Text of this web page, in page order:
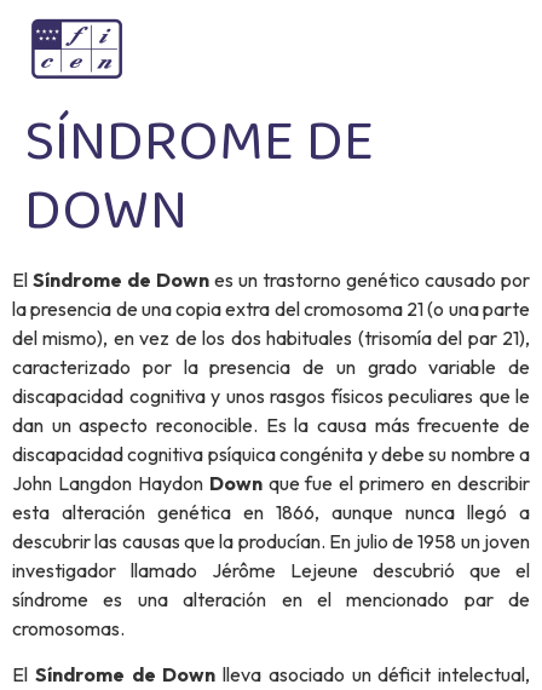
SÍNDROME DE
DOWN
El Síndrome de Down es un trastorno genético causado por
la presencia de una copia extra del cromosoma 21 (o una parte
del mismo), en vez de los dos habituales (trisomía del par 21),
caracterizado por la presencia de un grado variable de
discapacidad cognitiva y unos rasgos físicos peculiares que le
dan un aspecto reconocible. Es la causa más frecuente de
discapacidad cognitiva psíquica congénita y debe su nombre a
John Langdon Haydon Downque fue el primero en describir
esta alteración genética en 1866, aunque nunca llegó a
descubrir las causas que la producían. En julio de 1958 un joven
investigador llamado Jérôme Lejeune descubrió que el
síndrome es una alteración en el mencionado par de
cromosomas.
El Síndrome de Down lleva asociado un déficit intelectual,